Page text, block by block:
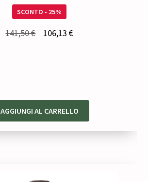
SCONTO - 25%
141,50€ 106,13 €Il
AGGIUNGI AL CARRELLO